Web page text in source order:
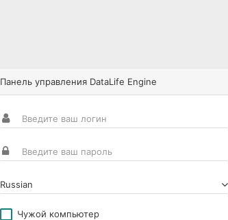
Панель управления DataLife Engine
Russian
Чужой компьютер